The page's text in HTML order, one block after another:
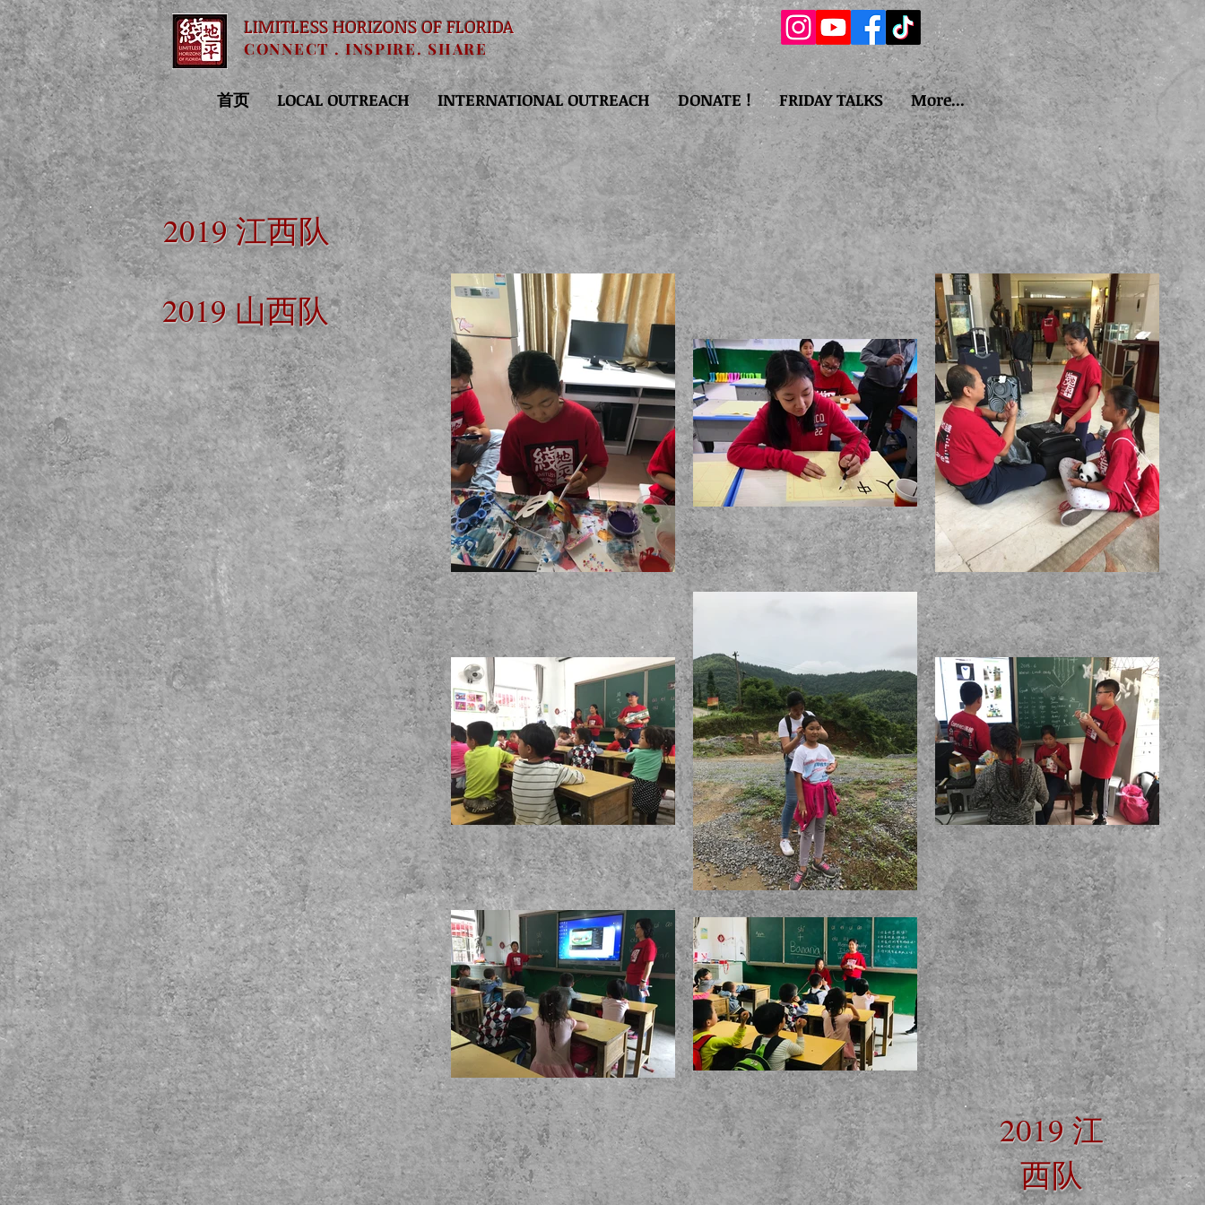
LIMITLESS HORIZONS OF FLORIDA
CONNECT . INSPIRE. SHARE
首页 LOCAL OUTREACH INTERNATIONAL OUTREACH DONATE ! FRIDAY TALKS More...
2019 江西队
2019 山西队
2019 江
西队